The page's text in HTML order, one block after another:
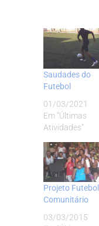
Saudades do
Futebol
01/03/2021
Em "Últimas
Atividades"
Projeto Futebol
Comunitário
03/03/2015